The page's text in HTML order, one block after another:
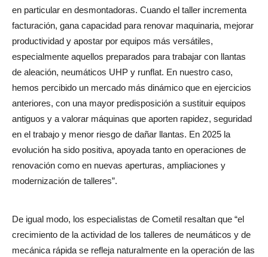
en particular en desmontadoras. Cuando el taller incrementa
facturación, gana capacidad para renovar maquinaria, mejorar
productividad y apostar por equipos más versátiles,
especialmente aquellos preparados para trabajar con llantas
de aleación, neumáticos UHP y runflat. En nuestro caso,
hemos percibido un mercado más dinámico que en ejercicios
anteriores, con una mayor predisposición a sustituir equipos
antiguos y a valorar máquinas que aporten rapidez, seguridad
en el trabajo y menor riesgo de dañar llantas. En 2025 la
evolución ha sido positiva, apoyada tanto en operaciones de
renovación como en nuevas aperturas, ampliaciones y
modernización de talleres”.
De igual modo, los especialistas de Cometil resaltan que “el
crecimiento de la actividad de los talleres de neumáticos y de
mecánica rápida se refleja naturalmente en la operación de las